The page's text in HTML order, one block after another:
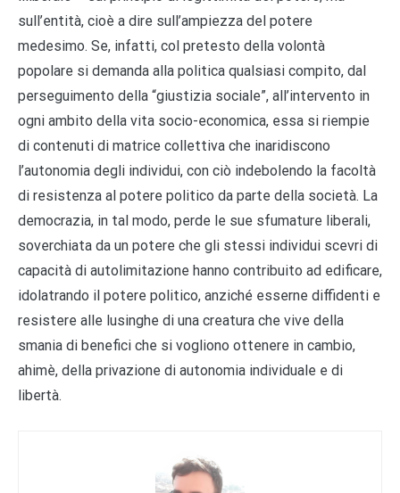
sull’entità, cioè a dire sull’ampiezza del potere
medesimo. Se, infatti, col pretesto della volontà
popolare si demanda alla politica qualsiasi compito, dal
perseguimento della “giustizia sociale”, all’intervento in
ogni ambito della vita socio-economica, essa si riempie
di contenuti di matrice collettiva che inaridiscono
l’autonomia degli individui, con ciò indebolendo la facoltà
di resistenza al potere politico da parte della società. La
democrazia, in tal modo, perde le sue sfumature liberali,
soverchiata da un potere che gli stessi individui scevri di
capacità di autolimitazione hanno contribuito ad edificare,
idolatrando il potere politico, anziché esserne diffidenti e
resistere alle lusinghe di una creatura che vive della
smania di benefici che si vogliono ottenere in cambio,
ahimè, della privazione di autonomia individuale e di
libertà.